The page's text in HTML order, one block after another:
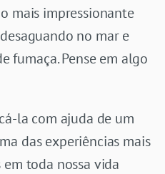
mais impressionante
no mar e
fumaça. Pense em algo
la com ajuda de um
das experiências mais
toda nossa vida